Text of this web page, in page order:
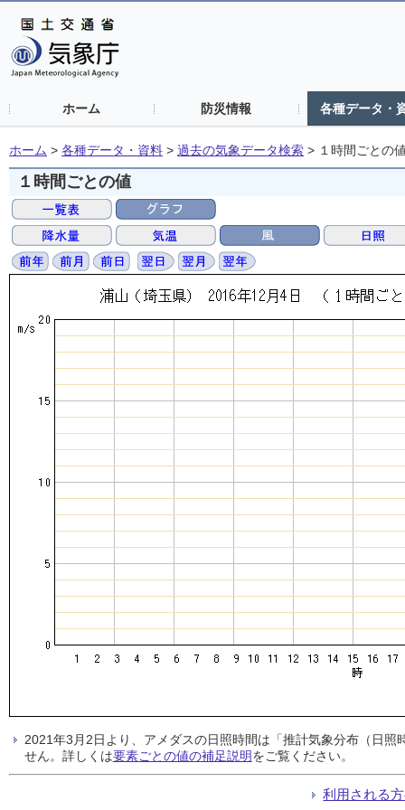
ホーム 防災情報 各種データ・
ホーム > 各種データ・資料 > 過去の気象データ検索 > １時間ごとの
１時間ごとの値
2021年3月2日より、アメダスの日照時間は「推計気象分布（日
せん。詳しくは要素ごとの値の補足説明をご覧ください。
利用される